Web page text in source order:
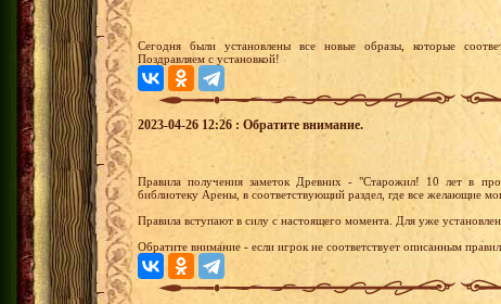
Сегодня были установлены все новые образы, которые
Поздравляем с установкой!
2023-04-26 12:26 : Обратите внимание.
Правила получения заметок Древних - "Старожил! 10 лет в
библиотеку Арены, в соответствующий раздел, где все желающие
Правила вступают в силу с настоящего момента. Для уже
Обратите внимание - если игрок не соответствует описанным